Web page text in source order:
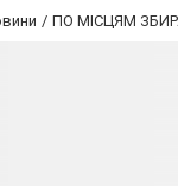
ПО МІСЦЯМ